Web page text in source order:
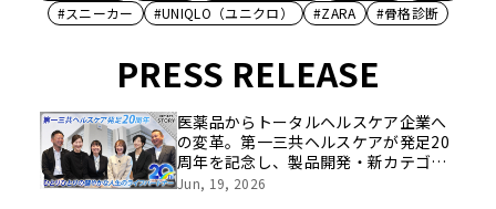
#スニーカー
#UNIQLO（ユニクロ） #ZARA #骨格診断
PRESS RELEASE
医薬品からトータルヘルスケア企業へ
の変革。第一三共ヘルスケアが発足20
周年を記念し、製品開発・新カテゴリ
挑戦の舞台や旧社統合時のエピソード
Jun, 19, 2026